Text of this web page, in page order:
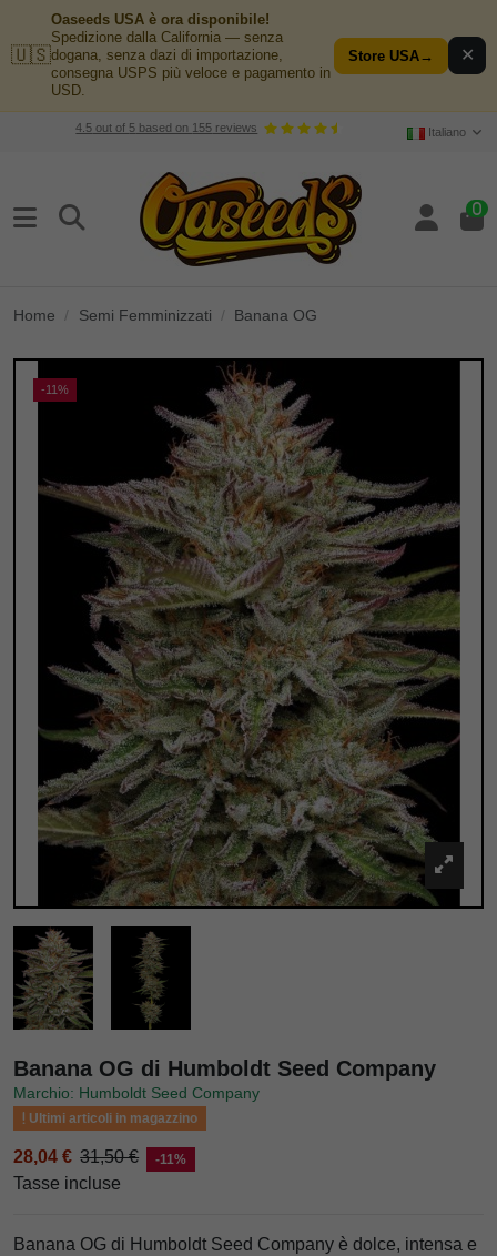
🇺🇸
Oaseeds USA è ora disponibile!
Spedizione dalla California — senza
dogana, senza dazi di importazione,
consegna USPS più veloce e pagamento in
USD.
Store USA→ ✕
4.5 out of 5 based on 155 reviews Italiano
0
Home Semi Femminizzati Banana OG
-11%
Banana OG di Humboldt Seed Company
Marchio: Humboldt Seed Company
Ultimi articoli in magazzino
28,04 € 31,50 € -11%
Tasse incluse
Banana OG di Humboldt Seed Company è dolce, intensa e